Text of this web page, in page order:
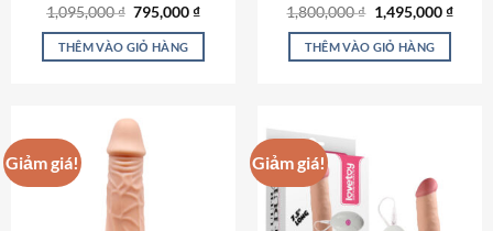
Được xếp
hạng4.65
5 sao
1,095,000₫ Giá
là:
1,095,000 ₫.
795,000₫Giá
tại
THÊM VÀO GIỎ HÀNG
Được xếp
hạng4.89
5 sao
1,800,000₫ Giá
gốc
là:
1,800,000 ₫.
1,495,000₫Giá
THÊM VÀO GIỎ HÀNG
Giảm giá! Giảm giá!